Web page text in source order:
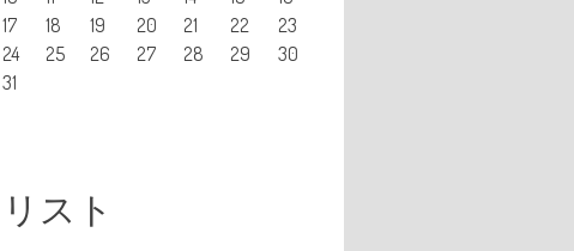
17
18 19 20 21 22
23
24
25 26 27 28 29
30
31
リスト